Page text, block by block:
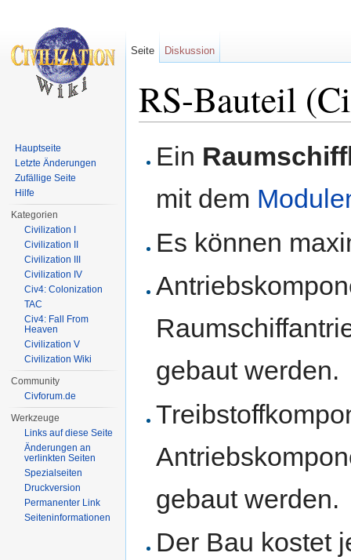
RS-Bauteil
Ein
mit dem
Es können
gebaut werden.
gebaut werden.
Der Bau kostet
Seite Diskussion
Hauptseite
Letzte Änderungen
Zufällige Seite
Hilfe
Kategorien
Civilization I
Civilization II
Civilization III
Civilization IV
Civ4: Colonization
TAC
Civ4: Fall From
Heaven
Civilization V
Civilization Wiki
Community
Civforum.de
Werkzeuge
Links auf diese Seite
Änderungen an
verlinkten Seiten
Spezialseiten
Druckversion
Permanenter Link
Seiten­informationen